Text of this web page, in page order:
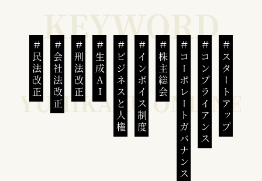
民法改正 会社法改正 刑法改正 生成AI ビジネスと人権インボイス制度 株主総会 コーポレートガバナンスコンプライアンススタートアップ